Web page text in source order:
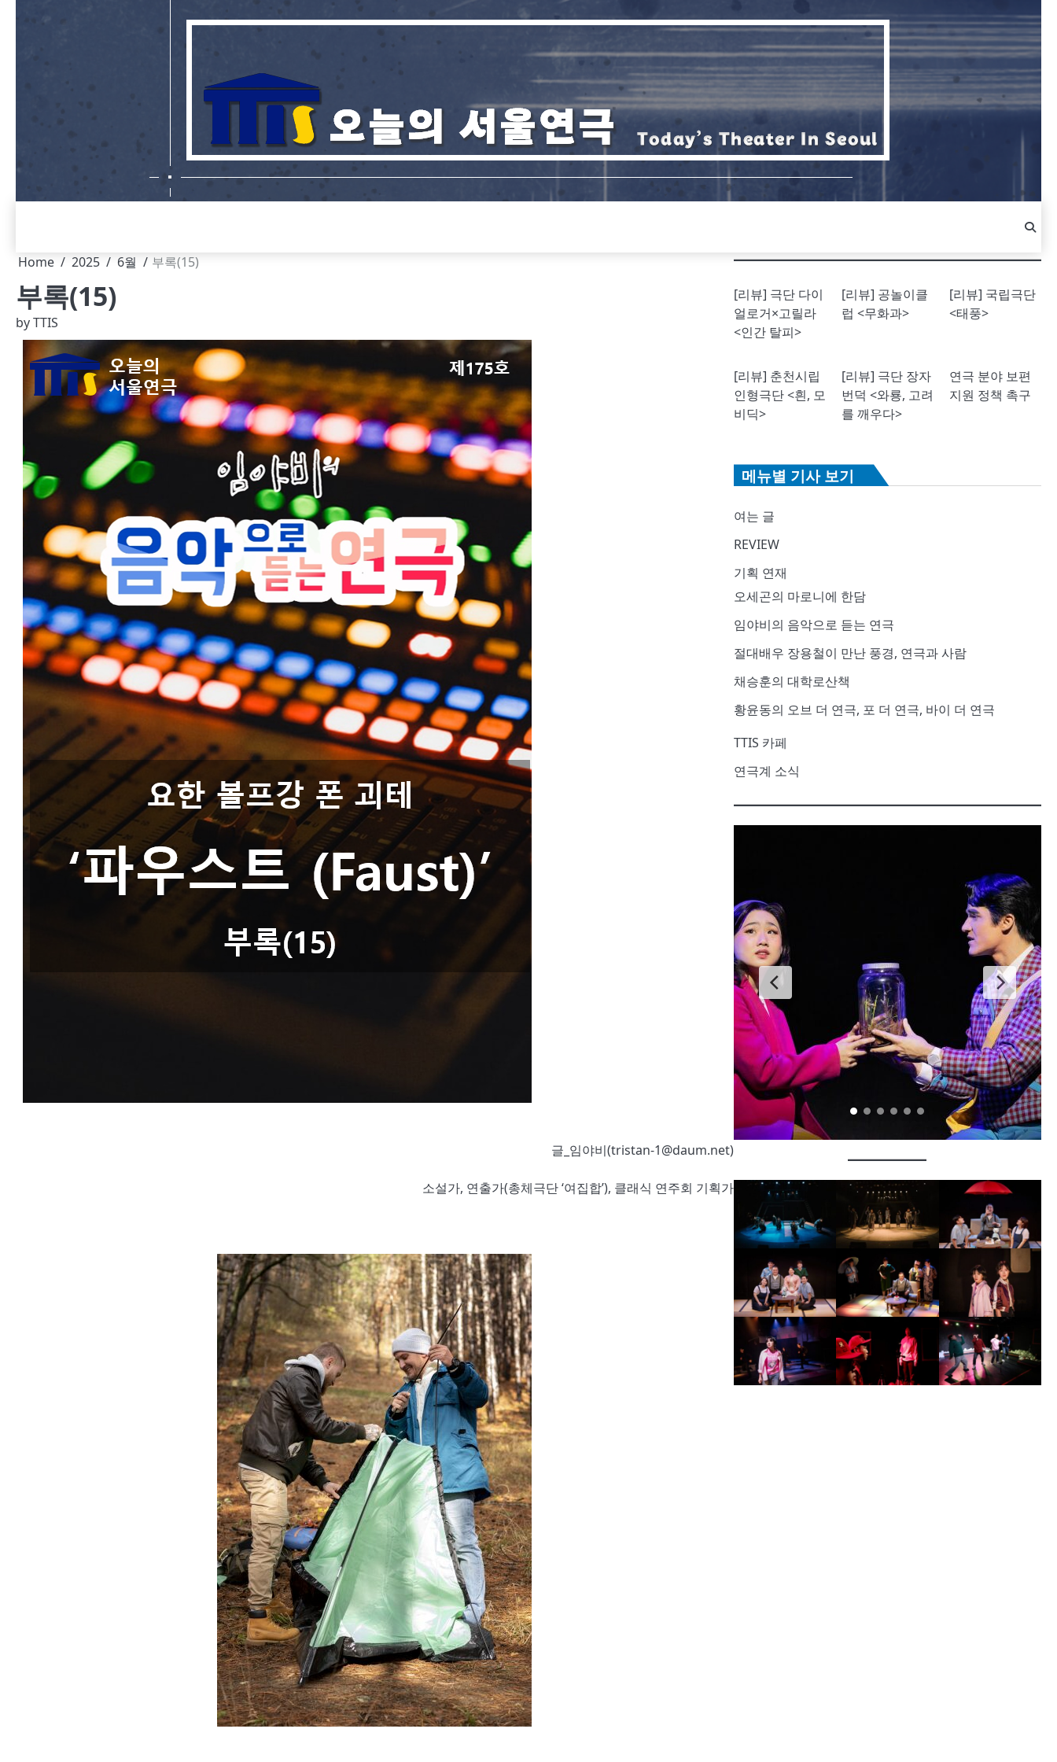
Home 2025 6월 부록(15)
부록(15)
byTTIS
글_임야비(tristan-1@daum.net)
소설가, 연출가(총체극단 ‘여집합’), 클래식 연주회 기획가
[리뷰] 극단 다이
얼로거×고릴라
<인간 탈피>
[리뷰] 공놀이클
럽 <무화과>
[리뷰] 국립극단
<태풍>
[리뷰] 춘천시립
인형극단 <흰, 모
비딕>
[리뷰] 극단 장자
번덕 <와룡, 고려
를 깨우다>
연극 분야 보편
지원 정책 촉구
메뉴별 기사 보기
여는 글
REVIEW
기획 연재
오세곤의 마로니에 한담
임야비의 음악으로 듣는 연극
절대배우 장용철이 만난 풍경, 연극과 사람
채승훈의 대학로산책
황윤동의 오브 더 연극, 포 더 연극, 바이 더 연극
TTIS 카페
연극계 소식